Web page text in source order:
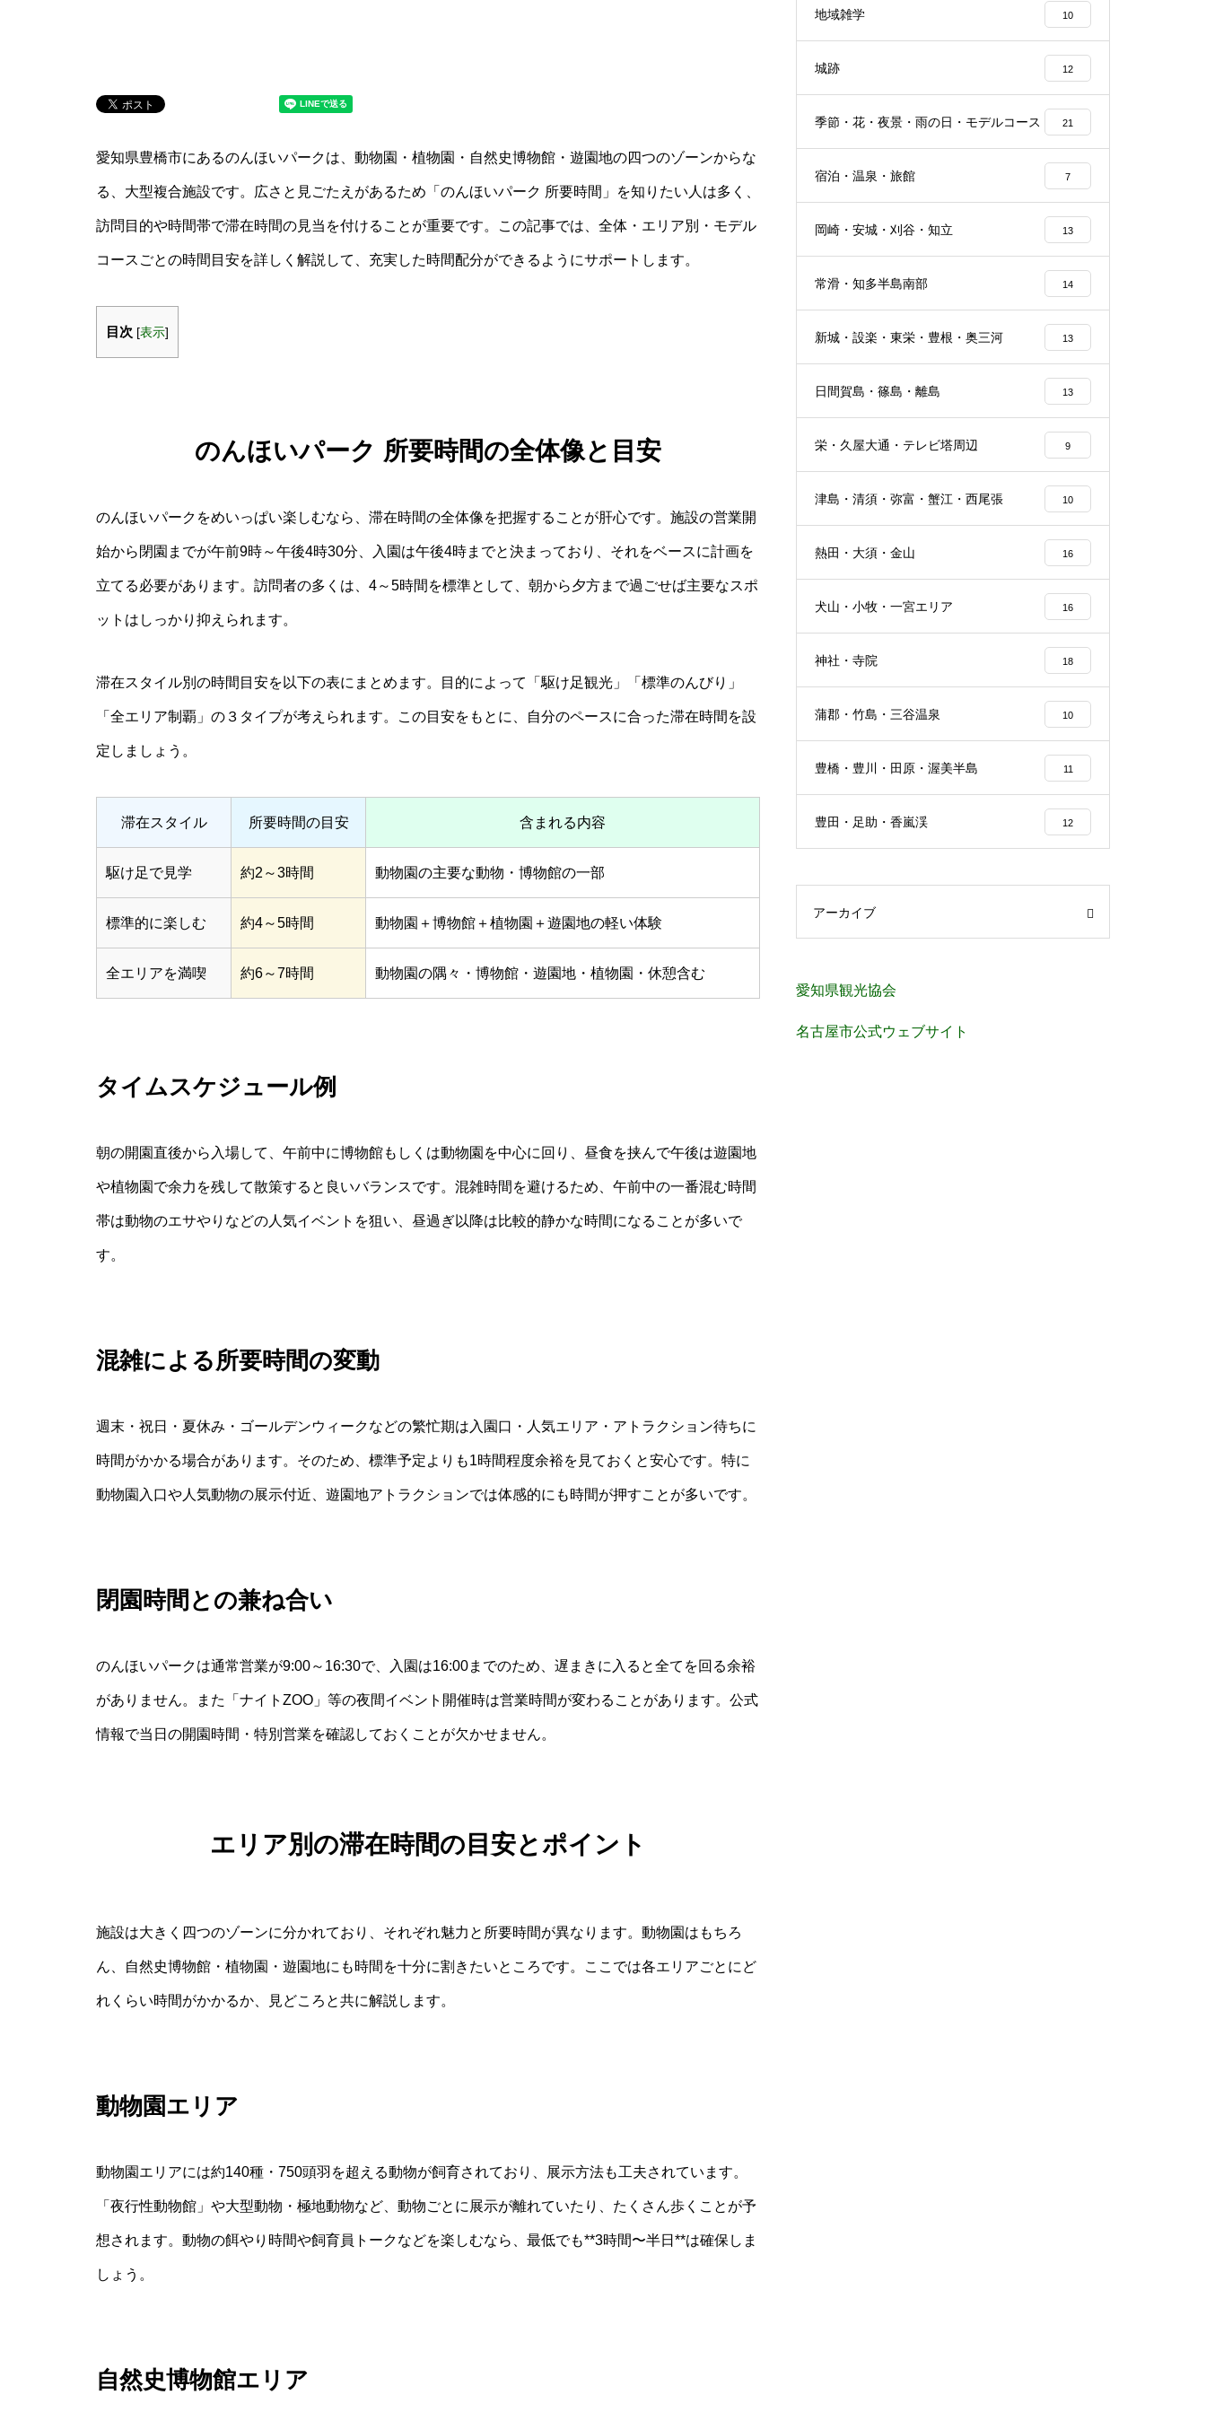
愛知県豊橋市にあるのんほいパークは、動物園・植物園・自然史博物館・遊園地の四つのゾーンからな
る、大型複合施設です。広さと見ごたえがあるため「のんほいパーク 所要時間」を知りたい人は多く、
訪問目的や時間帯で滞在時間の見当を付けることが重要です。この記事では、全体・エリア別・モデル
コースごとの時間目安を詳しく解説して、充実した時間配分ができるようにサポートします。
目次 [表示]
のんほいパーク 所要時間の全体像と目安
のんほいパークをめいっぱい楽しむなら、滞在時間の全体像を把握することが肝心です。施設の営業開
始から閉園までが午前9時～午後4時30分、入園は午後4時までと決まっており、それをベースに計画を
立てる必要があります。訪問者の多くは、4～5時間を標準として、朝から夕方まで過ごせば主要なスポ
ットはしっかり抑えられます。
滞在スタイル別の時間目安を以下の表にまとめます。目的によって「駆け足観光」「標準のんびり」
「全エリア制覇」の３タイプが考えられます。この目安をもとに、自分のペースに合った滞在時間を設
定しましょう。
滞在スタイル 所要時間の目安 含まれる内容
駆け足で見学 約2～3時間 動物園の主要な動物・博物館の一部
標準的に楽しむ 約4～5時間 動物園＋博物館＋植物園＋遊園地の軽い体験
全エリアを満喫 約6～7時間 動物園の隅々・博物館・遊園地・植物園・休憩含む
タイムスケジュール例
朝の開園直後から入場して、午前中に博物館もしくは動物園を中心に回り、昼食を挟んで午後は遊園地
や植物園で余力を残して散策すると良いバランスです。混雑時間を避けるため、午前中の一番混む時間
帯は動物のエサやりなどの人気イベントを狙い、昼過ぎ以降は比較的静かな時間になることが多いで
す。
混雑による所要時間の変動
週末・祝日・夏休み・ゴールデンウィークなどの繁忙期は入園口・人気エリア・アトラクション待ちに
時間がかかる場合があります。そのため、標準予定よりも1時間程度余裕を見ておくと安心です。特に
動物園入口や人気動物の展示付近、遊園地アトラクションでは体感的にも時間が押すことが多いです。
閉園時間との兼ね合い
のんほいパークは通常営業が9:00～16:30で、入園は16:00までのため、遅まきに入ると全てを回る余裕
がありません。また「ナイトZOO」等の夜間イベント開催時は営業時間が変わることがあります。公式
情報で当日の開園時間・特別営業を確認しておくことが欠かせません。
エリア別の滞在時間の目安とポイント
施設は大きく四つのゾーンに分かれており、それぞれ魅力と所要時間が異なります。動物園はもちろ
ん、自然史博物館・植物園・遊園地にも時間を十分に割きたいところです。ここでは各エリアごとにど
れくらい時間がかかるか、見どころと共に解説します。
動物園エリア
動物園エリアには約140種・750頭羽を超える動物が飼育されており、展示方法も工夫されています。
「夜行性動物館」や大型動物・極地動物など、動物ごとに展示が離れていたり、たくさん歩くことが予
想されます。動物の餌やり時間や飼育員トークなどを楽しむなら、最低でも**3時間〜半日**は確保しま
しょう。
自然史博物館エリア
地域雑学 10
城跡 12
季節・花・夜景・雨の日・モデルコース 21
宿泊・温泉・旅館 7
岡崎・安城・刈谷・知立 13
常滑・知多半島南部 14
新城・設楽・東栄・豊根・奥三河 13
日間賀島・篠島・離島 13
栄・久屋大通・テレビ塔周辺 9
津島・清須・弥富・蟹江・西尾張 10
熱田・大須・金山 16
犬山・小牧・一宮エリア 16
神社・寺院 18
蒲郡・竹島・三谷温泉 10
豊橋・豊川・田原・渥美半島 11
豊田・足助・香嵐渓 12
アーカイブ
愛知県観光協会
名古屋市公式ウェブサイト